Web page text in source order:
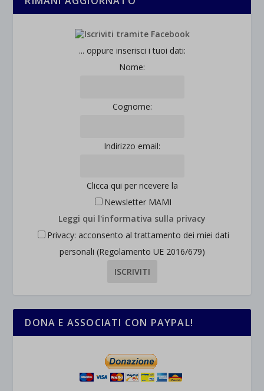
... oppure inserisci i tuoi dati:
Nome:
Cognome:
Indirizzo email:
Clicca qui per ricevere la
Newsletter MAMI
Leggi qui l'informativa sulla privacy
Privacy: acconsento al trattamento dei miei dati
personali (Regolamento UE 2016/679)
DONA E ASSOCIATI CON PAYPAL!